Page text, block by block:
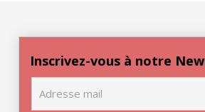
Inscrivez-vous à notre